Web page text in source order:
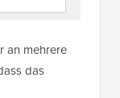
an mehrere
das